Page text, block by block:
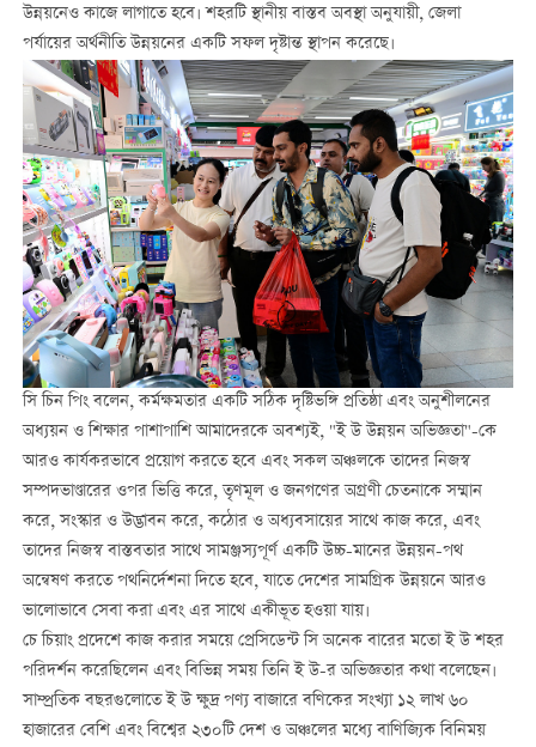
উন্নয়নেও কাজে লাগাতে হবে। শহরটি স্থানীয় বাস্তব অবস্থা অনুযায়ী, জেলা
পর্যায়ের অর্থনীতি উন্নয়নের একটি সফল দৃষ্টান্ত স্থাপন করেছে।
সি চিন পিং বলেন, কর্মক্ষমতার একটি সঠিক দৃষ্টিভঙ্গি প্রতিষ্ঠা এবং অনুশীলনের
অধ্যয়ন ও শিক্ষার পাশাপাশি আমাদেরকে অবশ্যই, "ই উ উন্নয়ন অভিজ্ঞতা"-কে
আরও কার্যকরভাবে প্রয়োগ করতে হবে এবং সকল অঞ্চলকে তাদের নিজস্ব
সম্পদভাণ্ডারের ওপর ভিত্তি করে, তৃণমূল ও জনগণের অগ্রণী চেতনাকে সম্মান
করে, সংস্কার ও উদ্ভাবন করে, কঠোর ও অধ্যবসায়ের সাথে কাজ করে, এবং
তাদের নিজস্ব বাস্তবতার সাথে সামঞ্জস্যপূর্ণ একটি উচ্চ-মানের উন্নয়ন-পথ
অন্বেষণ করতে পথনির্দেশনা দিতে হবে, যাতে দেশের সামগ্রিক উন্নয়নে আরও
ভালোভাবে সেবা করা এবং এর সাথে একীভূত হওয়া যায়।
চে চিয়াং প্রদেশে কাজ করার সময়ে প্রেসিডেন্ট সি অনেক বারের মতো ই উ শহর
পরিদর্শন করেছিলেন এবং বিভিন্ন সময় তিনি ই উ-র অভিজ্ঞতার কথা বলেছেন।
সাম্প্রতিক বছরগুলোতে ই উ ক্ষুদ্র পণ্য বাজারে বণিকের সংখ্যা ১২ লাখ ৬০
হাজারের বেশি এবং বিশ্বের ২৩০টি দেশ ও অঞ্চলের মধ্যে বাণিজ্যিক বিনিময়